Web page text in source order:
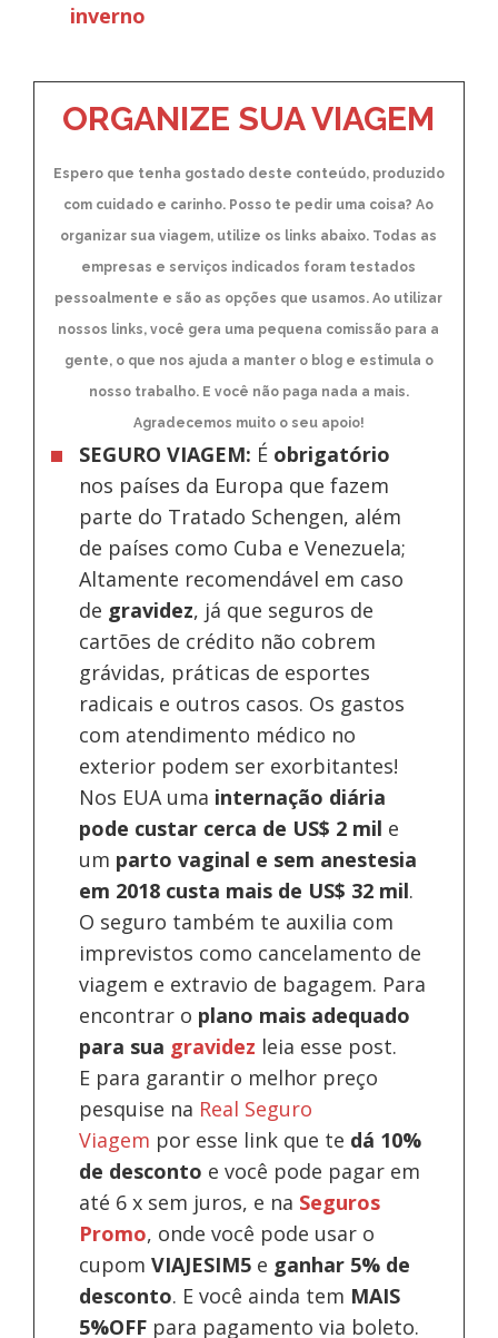
inverno
ORGANIZE SUA VIAGEM
Espero que tenha gostado deste conteúdo, produzido
com cuidado e carinho. Posso te pedir uma coisa? Ao
organizar sua viagem, utilize os links abaixo. Todas as
empresas e serviços indicados foram testados
pessoalmente e são as opções que usamos. Ao utilizar
nossos links, você gera uma pequena comissão para a
gente, o que nos ajuda a manter o blog e estimula o
nosso trabalho. E você não paga nada a mais.
Agradecemos muito o seu apoio!
SEGURO VIAGEM: É obrigatório
nos países da Europa que fazem
parte do Tratado Schengen, além
de países como Cuba e Venezuela;
Altamente recomendável em caso
de gravidez, já que seguros de
cartões de crédito não cobrem
grávidas, práticas de esportes
radicais e outros casos. Os gastos
com atendimento médico no
exterior podem ser exorbitantes!
Nos EUA uma internação diária
pode custar cerca de US$ 2 mil e
um parto vaginal e sem anestesia
em 2018 custa mais de US$ 32 mil.
O seguro também te auxilia com
imprevistos como cancelamento de
viagem e extravio de bagagem. Para
encontrar o plano mais adequado
para sua gravidez leia esse post.
E para garantir o melhor preço
pesquise na Real Seguro
Viagem por esse link que te dá 10%
de desconto e você pode pagar em
até 6 x sem juros, e na Seguros
Promo, onde você pode usar o
cupomVIAJESIM5 e ganhar 5% de
desconto. E você ainda tem MAIS
5%OFF para pagamento via boleto.